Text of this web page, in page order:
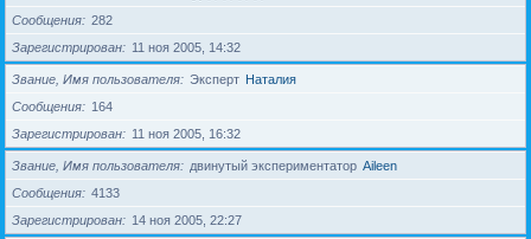
Сообщения
282
Зарегистрирован
11 ноя 2005, 14:32
Звание, Имя пользователя Эксперт Наталия
Сообщения
164
Зарегистрирован
11 ноя 2005, 16:32
Звание, Имя пользователя двинутый экспериментатор Aileen
Сообщения
4133
Зарегистрирован
14 ноя 2005, 22:27